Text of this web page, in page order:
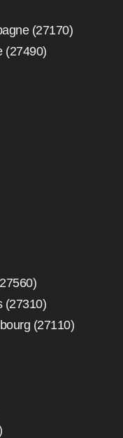
(27170)
(27490)
(27310)
(27110)